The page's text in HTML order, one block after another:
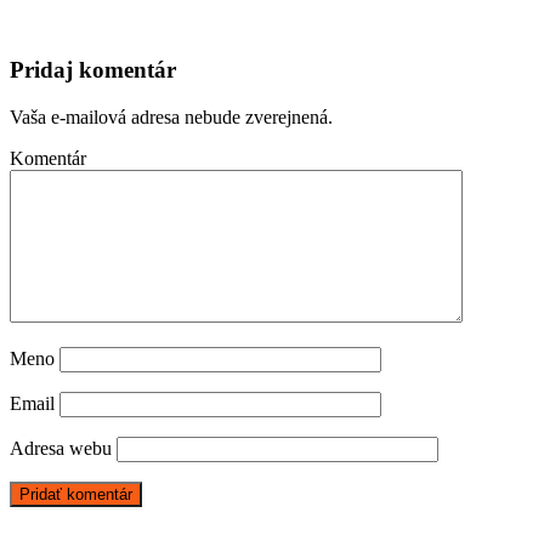
Pridaj komentár
Vaša e-mailová adresa nebude zverejnená.
Komentár
Meno
Email
Adresa webu